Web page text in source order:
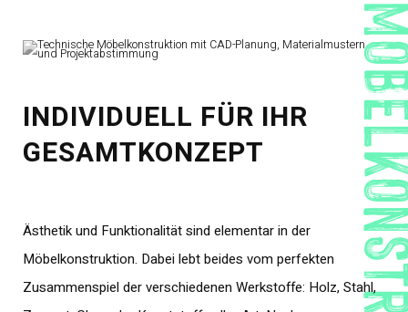
INDIVIDUELL FÜR IHR
GESAMTKONZEPT
Ästhetik und Funktionalität sind elementar in der
Möbelkonstruktion. Dabei lebt beides vom perfekten
Zusammenspiel der verschiedenen Werkstoffe: Holz, Stahl,